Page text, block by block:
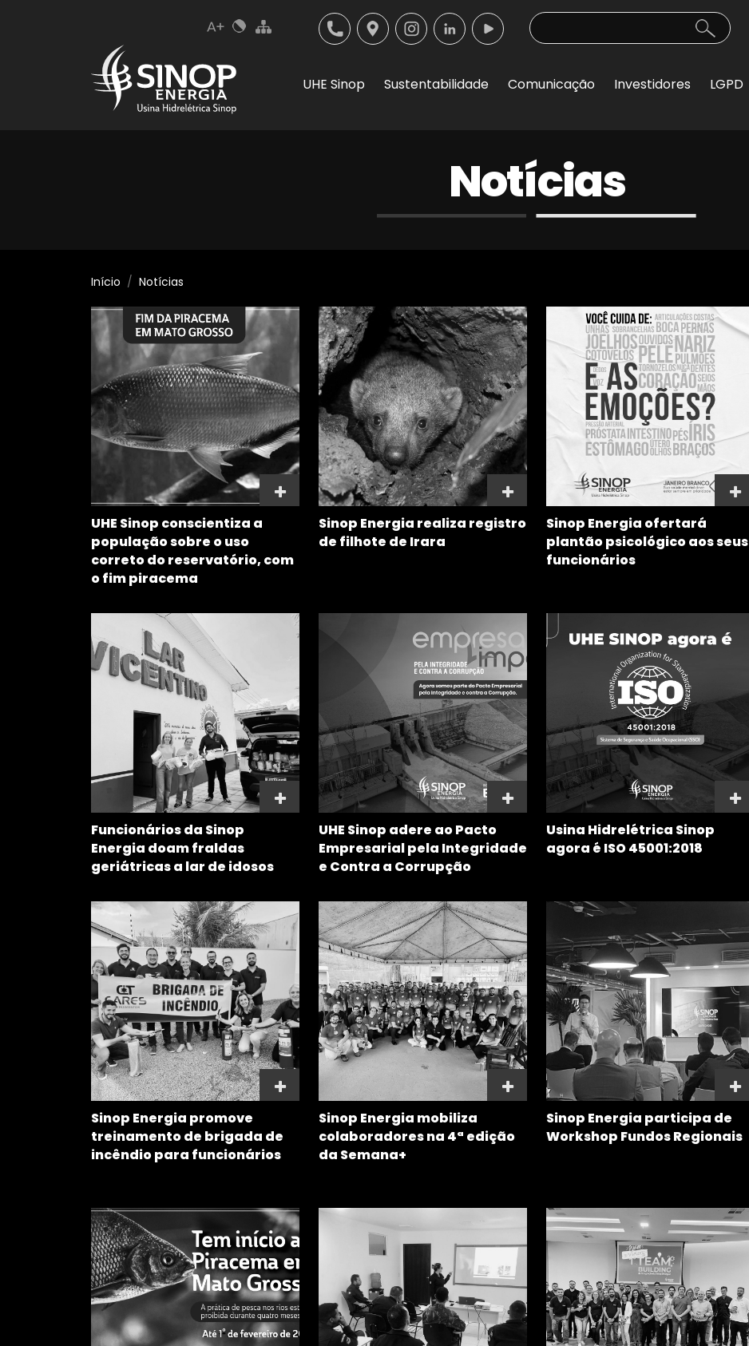
UHE Sinop Sustentabilidade Comunicação Investidores LGPD
Notícias
Início Notícias
UHE Sinop conscientiza a
população sobre o uso
correto do reservatório, com
o fim piracema
Sinop Energia realiza registro
de filhote de Irara
Sinop Energia ofertará
plantão psicológico aos seus
funcionários
Funcionários da Sinop
Energia doam fraldas
geriátricas a lar de idosos
UHE Sinop adere ao Pacto
Empresarial pela Integridade
e Contra a Corrupção
Usina Hidrelétrica Sinop
agora é ISO 45001:2018
Sinop Energia promove
treinamento de brigada de
incêndio para funcionários
Sinop Energia mobiliza
colaboradores na 4ª edição
da Semana+
Sinop Energia participa de
Workshop Fundos Regionais